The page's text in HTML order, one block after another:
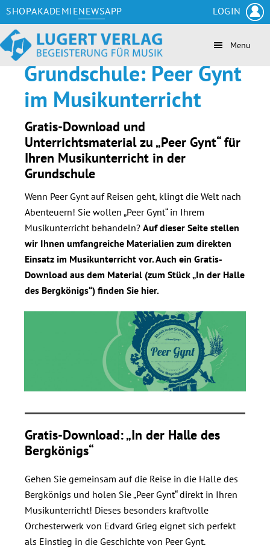
Zum
Inhalt
springen
Skip
to
secondary
navigation
Zur
Seitenspalte
springen
Zur
Fußzeile
springen
Menu
Grundschule: Peer Gynt
im Musikunterricht
Gratis-Download und
Unterrichtsmaterial zu„Peer Gynt“ für
Ihren Musikunterricht in der
Grundschule
Wenn Peer Gynt auf Reisen geht, klingt die Welt nach
Abenteuern! Sie wollen „Peer Gynt“ in Ihrem
Musikunterricht behandeln? Auf dieser Seite stellen
wir Ihnen umfangreiche Materialien zum direkten
Einsatz im Musikunterricht vor. Auch ein Gratis-
Download aus dem Material (zum Stück „In der Halle
des Bergkönigs“) finden Sie hier.
Gratis-Download: „In der Halle des
Bergkönigs“
Gehen Sie gemeinsam auf die Reise in die Halle des
Bergkönigs und holen Sie „Peer Gynt“ direkt in Ihren
Musikunterricht! Dieses besonders kraftvolle
Orchesterwerk von Edvard Grieg eignet sich perfekt
als Einstieg in die Geschichte von Peer Gynt.
SHOPAKADEMIENEWSAPP LOGIN